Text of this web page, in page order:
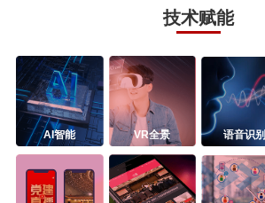
技术赋能
AI智能 VR全景 语音识别